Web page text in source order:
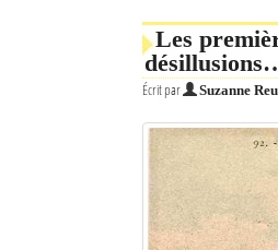
Les
Écrit par Suzanne